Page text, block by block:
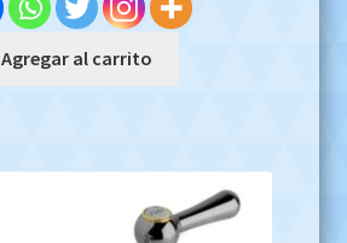
$3.899.999,00. $2.800.000,00.
Agregar al carrito